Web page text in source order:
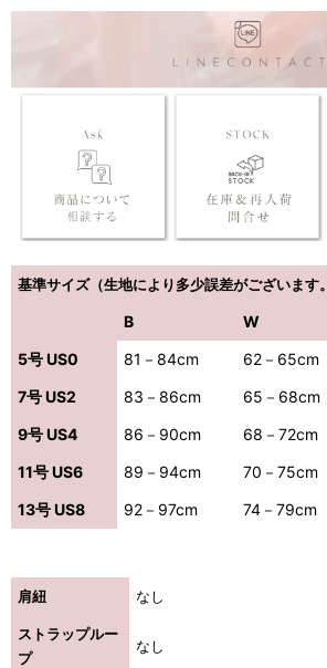
基準サイズ（生地により多少誤差がございます
B W
5号 US0
81－84cm 62－65cm
7号 US2
83－86cm 65－68cm
9号 US4
86－90cm 68－72cm
11号 US6
89－94cm 70－75cm
13号 US8
92－97cm 74－79cm
肩紐 なし
ストラップルー
プ
なし
ピース
、自分らしく、美しく。-
ンピース